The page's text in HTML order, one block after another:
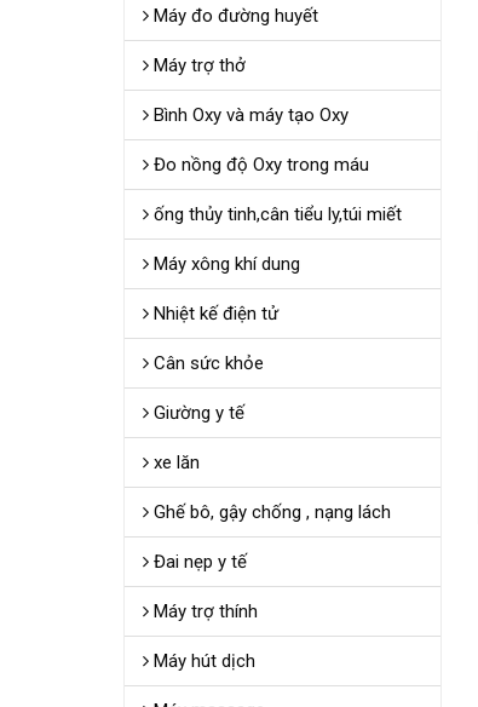
Máy đo đường huyết
Máy trợ thở
Bình Oxy và máy tạo Oxy
Đo nồng độ Oxy trong máu
ống thủy tinh,cân tiểu ly,túi miết
Máy xông khí dung
Nhiệt kế điện tử
Cân sức khỏe
Giường y tế
xe lăn
Ghế bô, gậy chống , nạng lách
Đai nẹp y tế
Máy trợ thính
Máy hút dịch